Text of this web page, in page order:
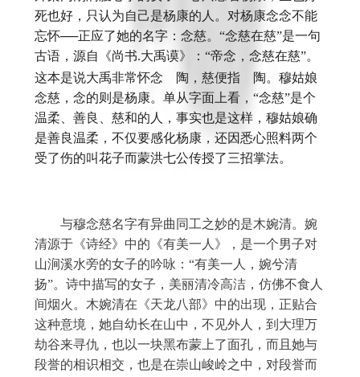
死也好，只认为自己是杨康的人。对杨康念念不能
忘怀──正应了她的名字：念慈。“念慈在慈”是一句
古语，源自《尚书.大禹谟》：“帝念，念慈在慈”。
这本是说大禹非常怀念　陶，慈便指　陶。穆姑娘
念慈，念的则是杨康。单从字面上看，“念慈”是个
温柔、善良、慈和的人，事实也是这样，穆姑娘确
是善良温柔，不仅要感化杨康，还因悉心照料两个
受了伤的叫花子而蒙洪七公传授了三招掌法。
与穆念慈名字有异曲同工之妙的是木婉清。婉
清源于《诗经》中的《有美一人》，是一个男子对
山涧溪水旁的女子的吟咏： “有美一人，婉兮清
扬”。诗中描写的女子，美丽清冷高洁，仿佛不食人
间烟火。木婉清在《天龙八部》中的出现，正贴合
这种意境，她自幼长在山中，不见外人，到大理万
劫谷来寻仇，也以一块黑布蒙上了面孔，而且她与
段誉的相识相交，也是在崇山峻岭之中，对段誉而